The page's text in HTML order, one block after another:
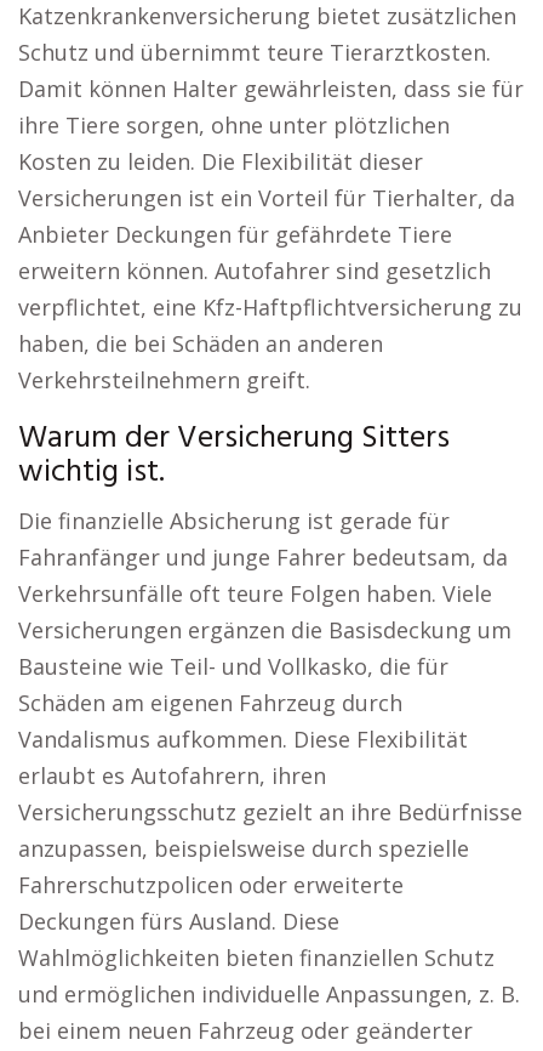
Katzenkrankenversicherung bietet zusätzlichen
Schutz und übernimmt teure Tierarztkosten.
Damit können Halter gewährleisten, dass sie für
ihre Tiere sorgen, ohne unter plötzlichen
Kosten zu leiden. Die Flexibilität dieser
Versicherungen ist ein Vorteil für Tierhalter, da
Anbieter Deckungen für gefährdete Tiere
erweitern können. Autofahrer sind gesetzlich
verpflichtet, eine Kfz-Haftpflichtversicherung zu
haben, die bei Schäden an anderen
Verkehrsteilnehmern greift.
Warum der Versicherung Sitters
wichtig ist.
Die finanzielle Absicherung ist gerade für
Fahranfänger und junge Fahrer bedeutsam, da
Verkehrsunfälle oft teure Folgen haben. Viele
Versicherungen ergänzen die Basisdeckung um
Bausteine wie Teil- und Vollkasko, die für
Schäden am eigenen Fahrzeug durch
Vandalismus aufkommen. Diese Flexibilität
erlaubt es Autofahrern, ihren
Versicherungsschutz gezielt an ihre Bedürfnisse
anzupassen, beispielsweise durch spezielle
Fahrerschutzpolicen oder erweiterte
Deckungen fürs Ausland. Diese
Wahlmöglichkeiten bieten finanziellen Schutz
und ermöglichen individuelle Anpassungen, z. B.
bei einem neuen Fahrzeug oder geänderter